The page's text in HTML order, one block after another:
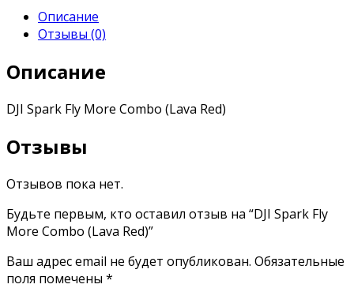
Описание
Отзывы (0)
Описание
DJI Spark Fly More Combo (Lava Red)
Отзывы
Отзывов пока нет.
Будьте первым, кто оставил отзыв на “DJI Spark Fly
More Combo (Lava Red)”
Ваш адрес email не будет опубликован. Обязательные
поля помечены *